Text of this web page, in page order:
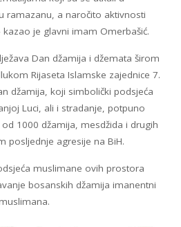
ramazanu, a naročito aktivnosti
je glavni imam Omerbašić.
Dan džamija i džemata širom
Rijaseta Islamske zajednice 7.
džamija, koji simbolički podsjeća
Luci, ali i stradanje, potpuno
1000 džamija, mesdžida i drugih
posljednje agresije na BiH.
muslimane ovih prostora
bosanskih džamija imanentni